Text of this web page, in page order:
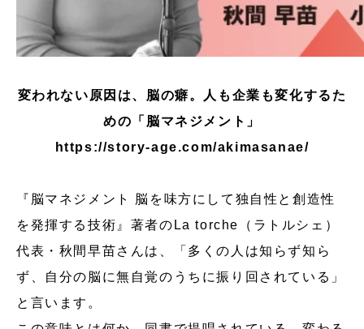
変われない原因は、脳の癖。人も企業も変化するた
めの「脳マネジメント」
https://story-age.com/akimasanae/
『脳マネジメント 脳を味方にして独自性と創造性
を発揮する技術』著者のLa torche（ラトルシェ）
代表・秋間早苗さんは、「多くの人は知らず知ら
ず、自分の脳に無自覚のうちに振り回されている」
と言います。